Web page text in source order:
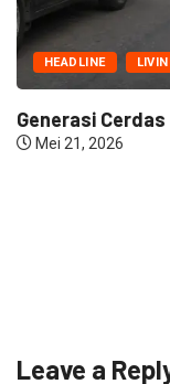
HEADLINE
Generasi
Mei 21, 2026
Leave a